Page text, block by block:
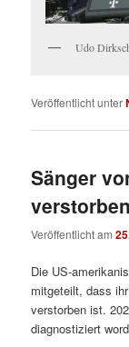
Udo
Veröffentlicht unter
Sänger
verstorben
Veröffentlicht am
Die US-
mitgeteilt, dass
verstorben ist.
diagnostiziert